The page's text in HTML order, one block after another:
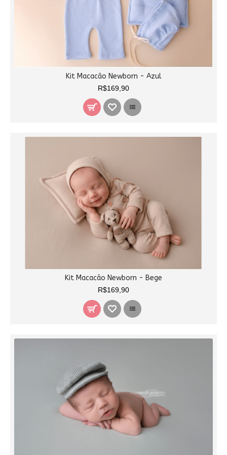
Kit Macacão Newborn - Azul
R$169,90
Kit Macacão Newborn - Bege
R$169,90